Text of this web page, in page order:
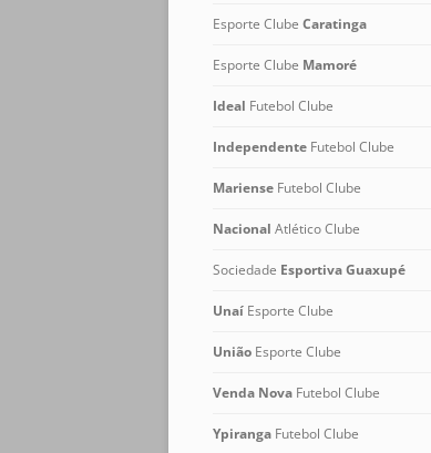
Esporte Clube Caratinga
Esporte Clube Mamoré
Ideal Futebol Clube
Independente Futebol Clube
Mariense Futebol Clube
Nacional Atlético Clube
Sociedade EsportivaGuaxupé
Unaí Esporte Clube
União Esporte Clube
Venda Nova Futebol Clube
Ypiranga Futebol Clube